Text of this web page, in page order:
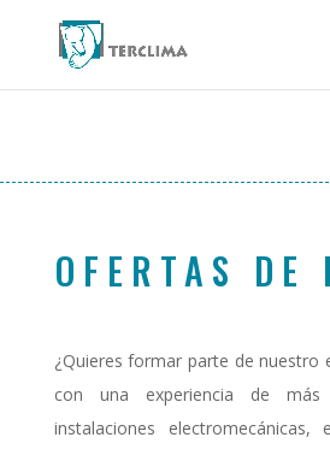
OFERTAS DE
¿Quieres formar parte de nuestro
con una experiencia de
instalaciones electromecánicas,